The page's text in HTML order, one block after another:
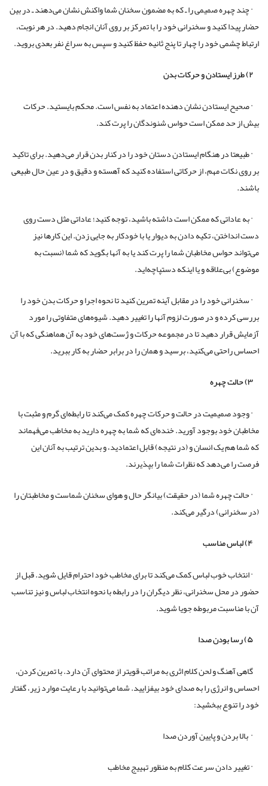
· چند چهره صمیمی را ـ که به مضمون سخنان شما واکنش نشان می‌دهند ـ در بین
حضار پیدا کنید و سخنرانی خود را با تمرکز بر روی آنان انجام دهید. در هر نوبت،
ارتباط چشمی خود را چهار تا پنج ثانیه حفظ کنید و سپس به سراغ نفر بعدی بروید.
۲) طرز ایستادن و حرکات بدن
· صحیح ایستادن نشان دهنده اعتماد به نفس است. محکم بایستید. حرکات
بیش از حد ممکن است حواس شنوندگان را پرت کند.
· طبیعتا در هنگام ایستادن دستان خود را در کنار بدن قرار می‌دهید. برای تاکید
بر روی نکات مهم، از حرکاتی استفاده کنید که آهسته و دقیق و در عین حال طبیعی
باشند.
· به عاداتی که ممکن است داشته باشید، توجه کنید؛ عاداتی مثل دست روی
دست انداختن، تکیه دادن به دیوار یا با خودکار به جایی زدن. این کارها نیز
می‌تواند حواس مخاطبان شما را پرت کند یا به آنها بگوید که شما (نسبت به
موضوع) بی‌علاقه و یا اینکه دستپاچه‌اید.
· سخنرانی خود را در مقابل آینه تمرین کنید تا نحوه اجرا و حرکات بدن خود را
بررسی کرده و در صورت لزوم آنها را تغییر دهید. شیوه‌های متفاوتی را مورد
آزمایش قرار دهید تا در مجموعه حرکات و ژست‌های خود به آن هماهنگی که با آن
احساس راحتی می‌کنید، برسید و همان را در برابر حضار به کار ببرید.
۳) حالت چهره
· وجود صمیمیت در حالت و حرکات چهره‌ کمک می‌کند تا رابطه‌ای گرم و مثبت با
مخاطبان خود بوجود آورید. خنده‌ای که شما به چهره دارید به مخاطب می‌فهماند
که شما هم یک انسان و (در نتیجه) قابل اعتمادید، و بدین ترتیب به آنان این
فرصت را می‌دهد که نظرات شما را بپذیرند.
· حالت چهره شما (در حقیقت) بیانگر حال و هوای سخنان شماست و مخاطبتان را
(در سخنرانی) درگیر می‌کند.
۴) لباس مناسب
· انتخاب خوب لباس کمک می‌کند تا برای مخاطب خود احترام قایل شوید. قبل از
حضور در محل سخنرانی، نظر دیگران را در رابطه با نحوه انتخاب لباس و نیز تناسب
آن با مناسبت مربوطه جویا شوید.
۵) رسا بودن صدا
گاهی آهنگ و لحن کلام اثری به مراتب قویتر از محتوای آن دارد. با تمرین کردن،
احساس و انرژی را به صدای خود بیفزایید. شما می‌توانید با رعایت موارد زیر، گفتار
خود را تنوع ببخشید:
· بالا بردن و پایین آوردن صدا
· تغییر دادن سرعت کلام به منظور تهییج مخاطب